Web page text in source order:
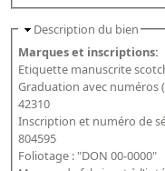
Description du bien
Marques et inscriptions:
Etiquette manuscrite
Graduation avec
42310
Inscription et numéro de
804595
Foliotage : "DON 00-0000"